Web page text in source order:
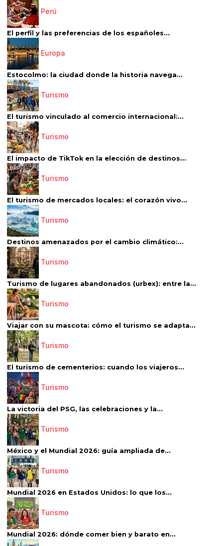
Perú
El perfil y las preferencias de los españoles...
Europa
Estocolmo: la ciudad donde la historia navega...
Turismo
El turismo vinculado al comercio internacional:...
Turismo
El impacto de TikTok en la elección de destinos...
Turismo
El turismo de mercados locales: el corazón vivo...
Turismo
Destinos amenazados por el cambio climático:...
Turismo
Turismo de lugares abandonados (urbex): entre la...
Turismo
Viajar con su mascota: cómo el turismo se adapta...
Turismo
El turismo de cementerios: cuando los viajeros...
Turismo
La victoria del PSG, las celebraciones y la...
Turismo
México y el Mundial 2026: guía ampliada de...
Turismo
Mundial 2026 en Estados Unidos: lo que los...
Turismo
Mundial 2026: dónde comer bien y barato en...